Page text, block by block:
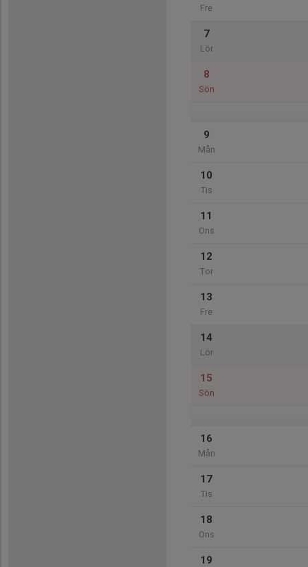
Fre
7
Lör
8
Sön
9
Mån
10
Tis
11
Ons
12
Tor
13
Fre
14
Lör
15
Sön
16
Mån
17
Tis
18
Ons
19